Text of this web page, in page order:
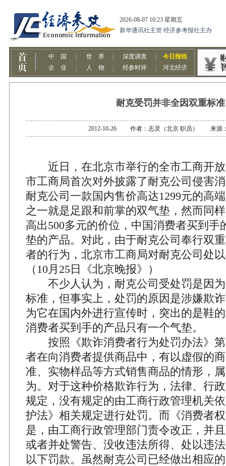
耐克受罚并非全因双重标准
2012-10-26 作者：志灵（北京 职员） 来源
近日，在北京市举行的全市工商开
市工商局首次对外披露了耐克公司侵害
耐克公司一款国内售价高达1299元的高
之一就是足跟和前掌的双气垫，然而同
高出500多元的价位，中国消费者买到手
垫的产品。对此，由于耐克公司奉行双
者的行为，北京市工商局对耐克公司处
（10月25日《北京晚报》）
不少人认为，耐克公司受处罚是因为
标准，但事实上，处罚的原因是涉嫌欺
为它在国内外进行宣传时，突出的是鞋
消费者买到手的产品只有一个气垫。
按照《欺诈消费者行为处罚办法》第
者在向消费者提供商品中，有以虚假的
准、实物样品等方式销售商品的情形，
为。对于这种价格欺诈行为，法律、行
规定，没有规定的由工商行政管理机关
护法》相关规定进行处罚。而《消费者
是，由工商行政管理部门责令改正，并
或者并处警告、没收违法所得、处以违
以下罚款。虽然耐克公司已经做出相应